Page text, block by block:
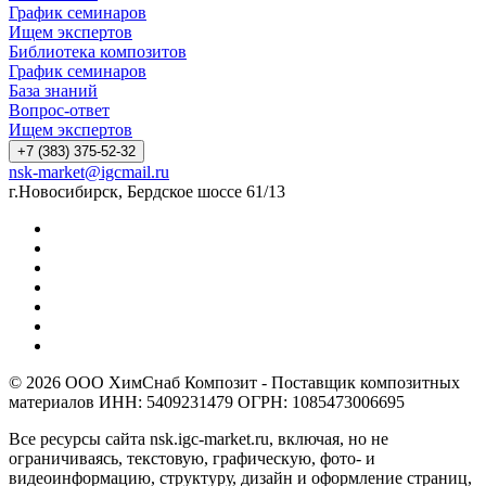
График семинаров
Ищем экспертов
Библиотека композитов
График семинаров
База знаний
Вопрос-ответ
Ищем экспертов
+7 (383) 375-52-32
nsk-market@igcmail.ru
г.Новосибирск, Бердское шоссе 61/13
© 2026 ООО ХимСнаб Композит - Поставщик композитных
материалов ИНН: 5409231479 ОГРН: 1085473006695
Все ресурсы сайта nsk.igc-market.ru, включая, но не
ограничиваясь, текстовую, графическую, фото- и
видеоинформацию, структуру, дизайн и оформление страниц,